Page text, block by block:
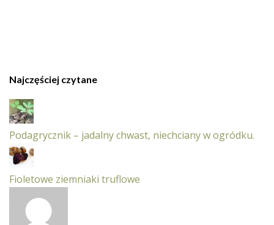
Najczęściej czytane
Podagrycznik – jadalny chwast, niechciany w ogródku.
Fioletowe ziemniaki truflowe